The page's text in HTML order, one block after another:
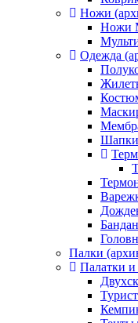
Ножи
Ножи
Одежда
Шапки
Палки
Палатки и